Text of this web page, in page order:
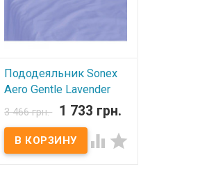
Пододеяльник Sonex
Aero Gentle Lavender
160х220 см
В наличии
Пододеяльник Sonex Aero
3 466 грн. 1 733 грн.
 